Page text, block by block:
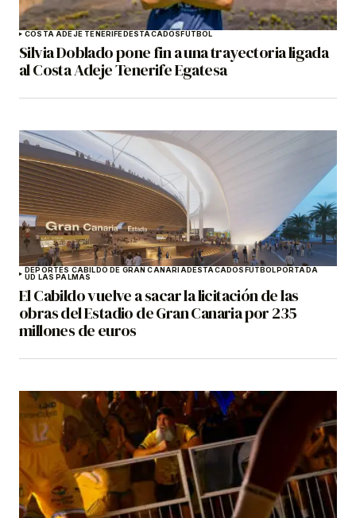
COSTA ADEJE TENERIFEDESTACADOSFÚTBOL
Silvia Doblado pone fin a una trayectoria ligada
al Costa Adeje Tenerife Egatesa
DEPORTES CABILDO DE GRAN CANARIADESTACADOSFÚTBOLPORTADA
UD LAS PALMAS
El Cabildo vuelve a sacar la licitación de las
obras del Estadio de Gran Canaria por 235
millones de euros